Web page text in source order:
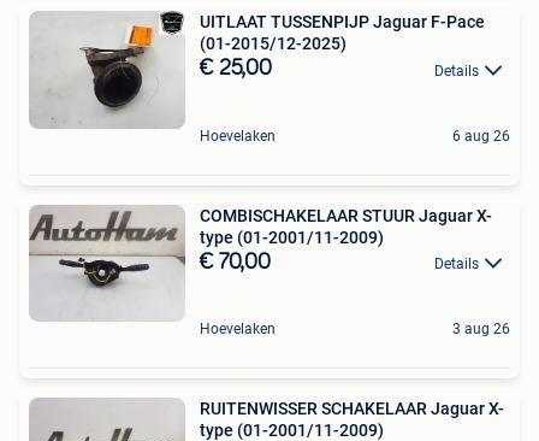
UITLAAT TUSSENPIJP Jaguar F-Pace
(01-2015/12-2025)
€ 25,00 Details
Hoevelaken 6 aug 26
COMBISCHAKELAAR STUUR Jaguar X-
type (01-2001/11-2009)
€ 70,00 Details
Hoevelaken 3 aug 26
RUITENWISSER SCHAKELAAR Jaguar X-
type (01-2001/11-2009)